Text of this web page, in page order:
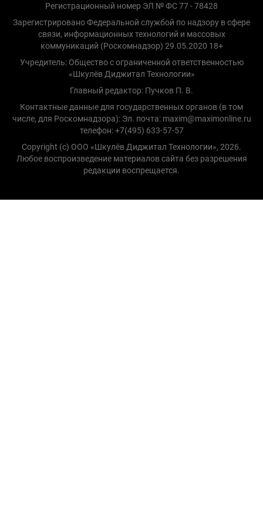
Регистрационный номер ЭЛ № ФС 77 - 78428
Зарегистрировано Федеральной службой по надзору в сфере
связи, информационных технологий и массовых
коммуникаций (Роскомнадзор) 29.05.2020 18+
Учредитель: Общество с ограниченной ответственностью
«Шкулёв Диджитал Технологии»
Главный редактор: Пучков П. В.
Контактные данные для государственных органов (в том
числе, для Роскомнадзора): Эл. почта: maxim@maximonline.ru
телефон: +7(495) 633-57-57
Copyright (с) ООО «Шкулёв Диджитал Технологии», 2026.
Любое воспроизведение материалов сайта без разрешения
редакции воспрещается.